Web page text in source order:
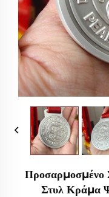
Προσαρμοσμένο
Στυλ Κράμα